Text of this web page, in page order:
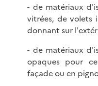
- de matériaux
vitrées, de volets
donnant sur
- de matériaux
opaques pour
façade ou en